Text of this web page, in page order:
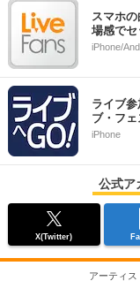
スマホ
場感で
iPhone/
ライブ
ブ・フ
iPhone
公式ア
X(Twitter)
アーティス